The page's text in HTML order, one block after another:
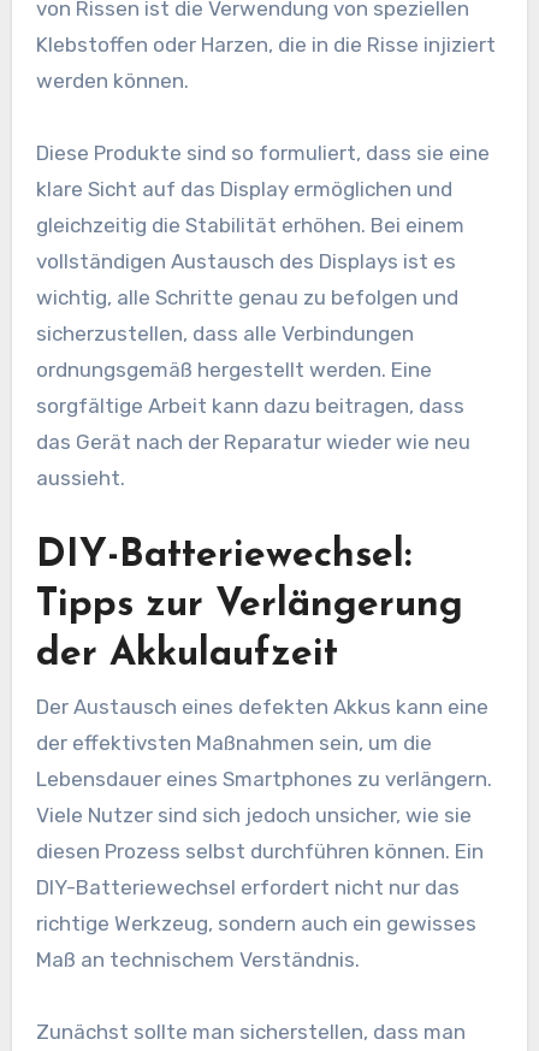
von Rissen ist die Verwendung von speziellen
Klebstoffen oder Harzen, die in die Risse injiziert
werden können.
Diese Produkte sind so formuliert, dass sie eine
klare Sicht auf das Display ermöglichen und
gleichzeitig die Stabilität erhöhen. Bei einem
vollständigen Austausch des Displays ist es
wichtig, alle Schritte genau zu befolgen und
sicherzustellen, dass alle Verbindungen
ordnungsgemäß hergestellt werden. Eine
sorgfältige Arbeit kann dazu beitragen, dass
das Gerät nach der Reparatur wieder wie neu
aussieht.
DIY-Batteriewechsel:
Tipps zur Verlängerung
der Akkulaufzeit
Der Austausch eines defekten Akkus kann eine
der effektivsten Maßnahmen sein, um die
Lebensdauer eines Smartphones zu verlängern.
Viele Nutzer sind sich jedoch unsicher, wie sie
diesen Prozess selbst durchführen können. Ein
DIY-Batteriewechsel erfordert nicht nur das
richtige Werkzeug, sondern auch ein gewisses
Maß an technischem Verständnis.
Zunächst sollte man sicherstellen, dass man